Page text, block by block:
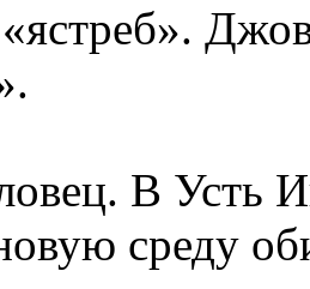
В Усть
среду